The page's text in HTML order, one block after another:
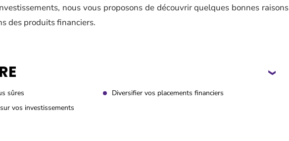
nous vous proposons de découvrir quelques bonnes raisons
des produits financiers.
sûres
Diversifier vos placements financiers
vos investissements